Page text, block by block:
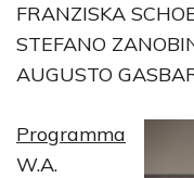
FRANZISKA
STEFANO
AUGUSTO
Programma
W.A.